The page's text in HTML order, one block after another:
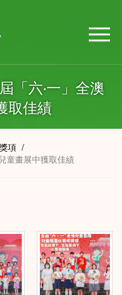
「六‧一」全澳
取佳績
項 /
童畫展中獲取佳績